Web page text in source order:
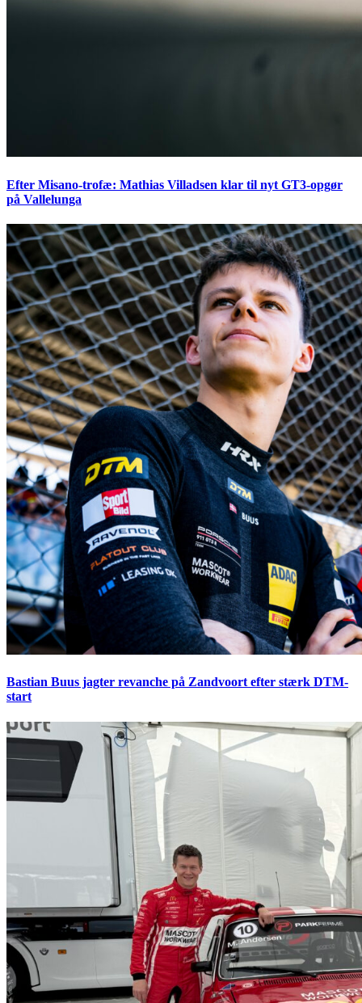
Efter Misano-trofæ: Mathias Villadsen klar til nyt GT3-opgør
på Vallelunga
Bastian Buus jagter revanche på Zandvoort efter stærk DTM-
start